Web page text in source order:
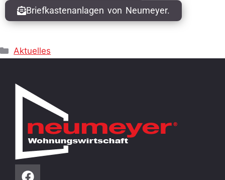
Briefkastenanlagen von Neumeyer.
Aktuelles